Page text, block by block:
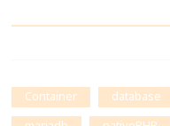
Container database